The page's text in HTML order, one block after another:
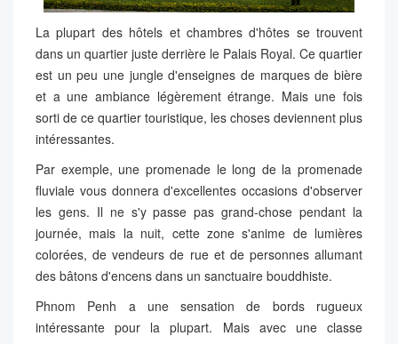
La plupart des hôtels et chambres d'hôtes se trouvent
dans un quartier juste derrière le Palais Royal. Ce quartier
est un peu une jungle d'enseignes de marques de bière
et a une ambiance légèrement étrange. Mais une fois
sorti de ce quartier touristique, les choses deviennent plus
intéressantes.
Par exemple, une promenade le long de la promenade
fluviale vous donnera d'excellentes occasions d'observer
les gens. Il ne s'y passe pas grand-chose pendant la
journée, mais la nuit, cette zone s'anime de lumières
colorées, de vendeurs de rue et de personnes allumant
des bâtons d'encens dans un sanctuaire bouddhiste.
Phnom Penh a une sensation de bords rugueux
intéressante pour la plupart. Mais avec une classe